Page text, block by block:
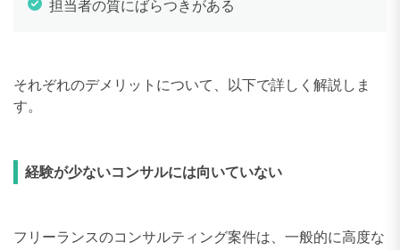
担当者の質にばらつきがある
それぞれのデメリットについて、以下で詳しく解説しま
す。
経験が少ないコンサルには向いていない
フリーランスのコンサルティング案件は、一般的に高度な